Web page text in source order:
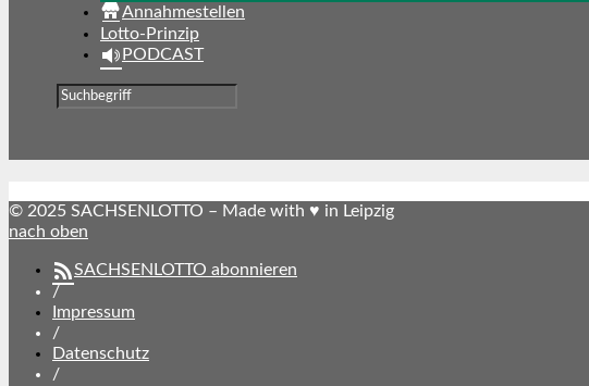
Annahmestellen
Lotto-Prinzip
PODCAST
© 2025 SACHSENLOTTO – Made with ♥ in Leipzig
nach oben
SACHSENLOTTO abonnieren
/
Impressum
/
Datenschutz
/